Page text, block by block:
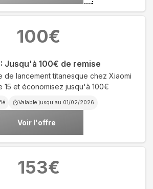
: Jusqu'à 100€ de remise
lancement titanesque chez Xiaomi
15 et économisez jusqu'à 100€
Valable jusqu'au 01/02/2026
Voir l'offre
100€
153€